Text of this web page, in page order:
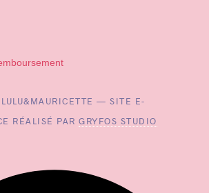
— SITE E-
RÉALISÉ PAR GRYFOS STUDIO